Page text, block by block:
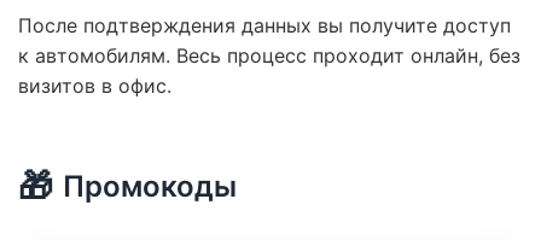
После подтверждения данных вы получите доступ
к автомобилям. Весь процесс проходит онлайн, без
визитов в офис.
🎁 Промокоды